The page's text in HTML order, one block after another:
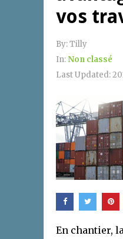
vos
By:Tilly
In:Non classé
Last Updated:
En chantier,